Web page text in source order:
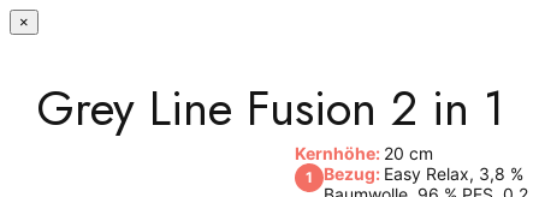
×
Grey Line Fusion 2 in 1
Kernhöhe: 20 cm
1 Bezug: Easy Relax, 3,8 %